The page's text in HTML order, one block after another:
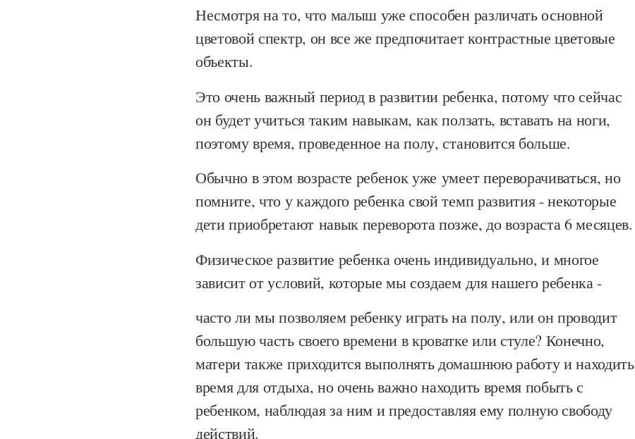
Несмотря на то, что малыш уже способен различать основной
цветовой спектр, он все же предпочитает контрастные цветовые
объекты.
Это очень важный период в развитии ребенка, потому что сейчас
он будет учиться таким навыкам, как ползать, вставать на ноги,
поэтому время, проведенное на полу, становится больше.
Обычно в этом возрасте ребенок уже умеет переворачиваться, но
помните, что у каждого ребенка свой темп развития - некоторые
дети приобретают навык переворота позже, до возраста 6 месяцев.
Физическое развитие ребенка очень индивидуально, и многое
зависит от условий, которые мы создаем для нашего ребенка -
часто ли мы позволяем ребенку играть на полу, или он проводит
большую часть своего времени в кроватке или стуле? Конечно,
матери также приходится выполнять домашнюю работу и находить
время для отдыха, но очень важно находить время побыть с
ребенком, наблюдая за ним и предоставляя ему полную свободу
действий.